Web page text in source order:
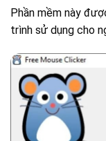
Phần mềm này
trình sử dụng cho